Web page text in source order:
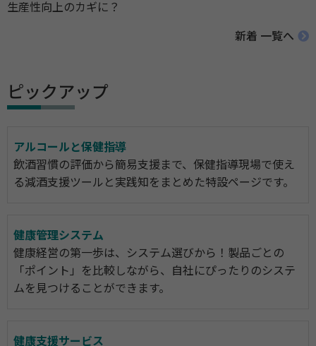
生産性向上のカギに？
新着 一覧へ
ピックアップ
アルコールと保健指導
飲酒習慣の評価から簡易支援まで、保健指導現場で使え
る減酒支援ツールと実践知をまとめた特設ページです。
健康管理システム
健康経営の第一歩は、システム選びから！製品ごとの
「ポイント」を比較しながら、自社にぴったりのシステ
ムを見つけることができます。
健康支援サービス